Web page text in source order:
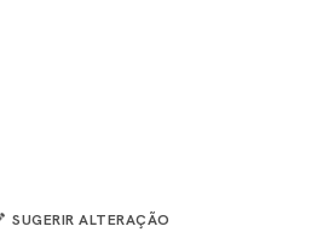
SUGERIR ALTERAÇÃO